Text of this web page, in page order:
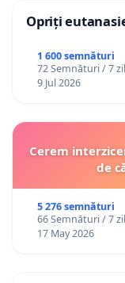
Opriți
1 600 semnături
72 Semnături / 7
9 Jul 2026
Cerem
de
5 276 semnături
66 Semnături / 7
17 May 2026